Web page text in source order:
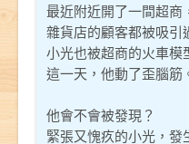
最近附近開了一間超商
雜貨店的顧客都被吸引
小光也被超商的火車模
這一天，他動了歪腦筋
他會不會被發現？
緊張又愧疚的小光，發